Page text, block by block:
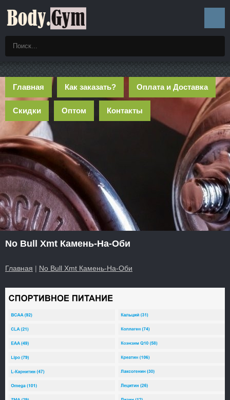
Главная Как заказать? Оплата и Доставка
Скидки Оптом Контакты
No Bull Xmt Камень-На-Оби
Главная | No Bull Xmt Камень-На-Оби